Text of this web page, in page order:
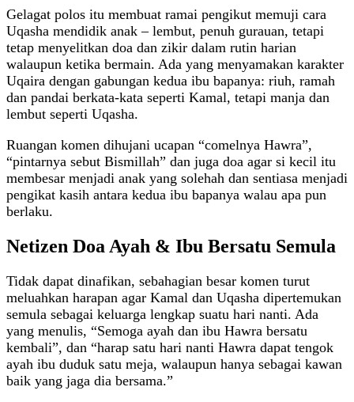
Gelagat polos itu membuat ramai pengikut memuji cara
Uqasha mendidik anak – lembut, penuh gurauan, tetapi
tetap menyelitkan doa dan zikir dalam rutin harian
walaupun ketika bermain. Ada yang menyamakan karakter
Uqaira dengan gabungan kedua ibu bapanya: riuh, ramah
dan pandai berkata‑kata seperti Kamal, tetapi manja dan
lembut seperti Uqasha.
Ruangan komen dihujani ucapan “comelnya Hawra”,
“pintarnya sebut Bismillah” dan juga doa agar si kecil itu
membesar menjadi anak yang solehah dan sentiasa menjadi
pengikat kasih antara kedua ibu bapanya walau apa pun
berlaku.
Netizen Doa Ayah & Ibu Bersatu Semula
Tidak dapat dinafikan, sebahagian besar komen turut
meluahkan harapan agar Kamal dan Uqasha dipertemukan
semula sebagai keluarga lengkap suatu hari nanti. Ada
yang menulis, “Semoga ayah dan ibu Hawra bersatu
kembali”, dan “harap satu hari nanti Hawra dapat tengok
ayah ibu duduk satu meja, walaupun hanya sebagai kawan
baik yang jaga dia bersama.”